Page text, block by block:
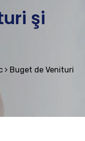
şi
Buget de Venituri